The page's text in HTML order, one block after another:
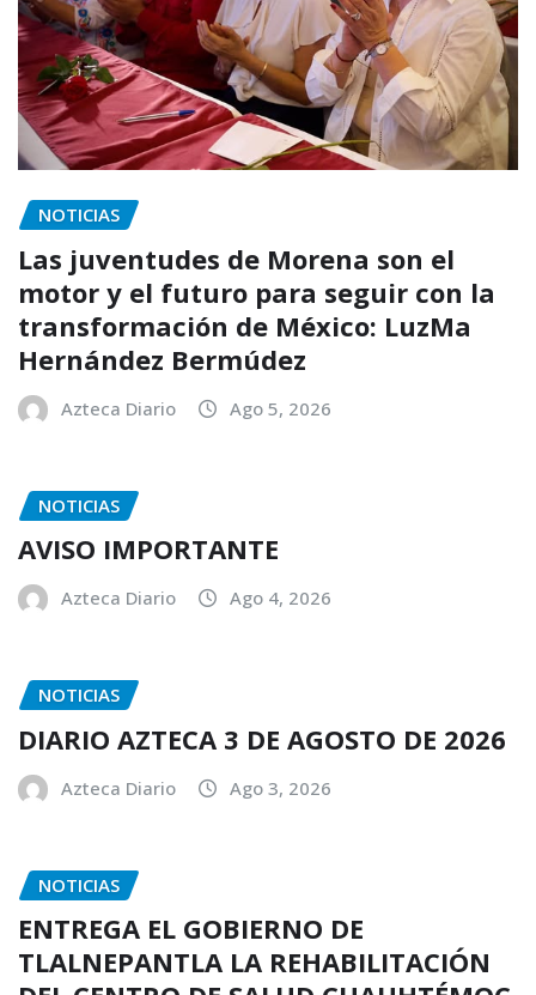
NOTICIAS
Las juventudes de Morena son el
motor y el futuro para seguir con la
transformación de México: LuzMa
Hernández Bermúdez
Azteca Diario Ago 5, 2026
NOTICIAS
AVISO IMPORTANTE
Azteca Diario Ago 4, 2026
NOTICIAS
DIARIO AZTECA 3 DE AGOSTO DE 2026
Azteca Diario Ago 3, 2026
NOTICIAS
ENTREGA EL GOBIERNO DE
TLALNEPANTLA LA REHABILITACIÓN